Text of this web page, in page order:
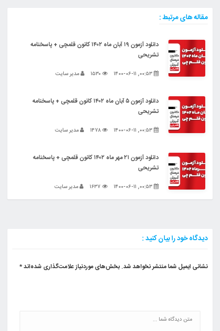
مقاله های مرتبط :
دانلود آزمون ۱۹ آبان ماه ۱۴۰۲ کانون قلمچی + پاسخنامه
تشریحی
مدیر سایت
دانلود آزمون ۵ آبان ماه ۱۴۰۲ کانون قلمچی + پاسخنامه
تشریحی
مدیر سایت
دانلود آزمون ۲۱ مهر ماه ۱۴۰۲ کانون قلمچی + پاسخنامه
تشریحی
مدیر سایت
دیدگاه خود را بیان کنید :
نشانی ایمیل شما منتشر نخواهد شد. بخش‌های موردنیاز علامت‌گذاری شده‌اند*